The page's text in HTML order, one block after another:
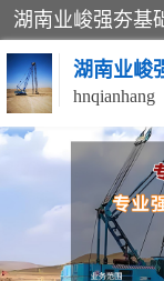
湖南业峻
hnqianhang
强夯施工案例
强夯施工工程